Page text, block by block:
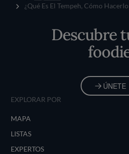
Inicio¿Qué Es El Tempeh, Cómo
Descubre
ÚNETE
EXPLORAR POR
MAPA
LISTAS
EXPERTOS